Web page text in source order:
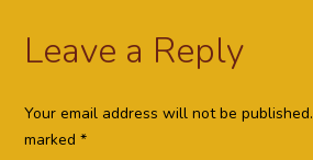
Leave a Reply
Your email address will not be published.
marked *